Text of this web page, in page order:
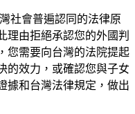
社會普遍認同的法律原
理由拒絕承認您的外國判
您需要向台灣的法院提起
的效力，或確認您與子女
據和台灣法律規定，做出